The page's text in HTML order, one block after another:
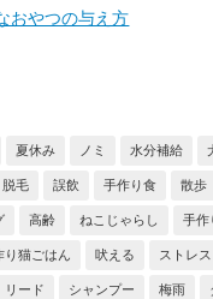
おやつの与え方
夏休み ノミ 水分補給
脱毛 誤飲 手作り食 散歩
高齢 ねこじゃらし 手作
り猫ごはん 吠える ストレス
リード シャンプー 梅雨